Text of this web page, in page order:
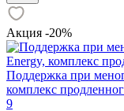
Акция -20%
Поддержка при
комплекс
9